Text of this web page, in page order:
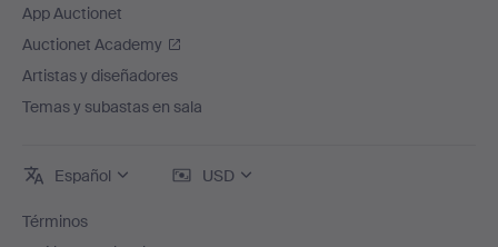
App Auctionet
Auctionet Academy
Artistas y diseñadores
Temas y subastas en sala
Español USD
Términos